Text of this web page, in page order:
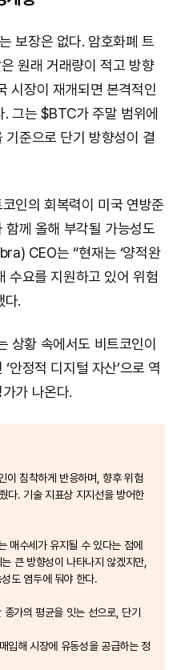
보장은 없다. 암호화폐 트
원래 거래량이 적고 방향
시장이 재개되면 본격적인
그는 $BTC가 주말 범위에
준으로 단기 방향성이 결
인의 회복력이 미국 연방준
께 올해 부각될 가능성도
CEO는 “현재는 ‘양적완
수요를 지원하고 있어 위험
다.
상황 속에서도 비트코인이
안정적 디지털 자산’으로 역
가 나온다.
이 침착하게 반응하며, 향후 위험
다. 기술 지표상 지지선을 방어한
매수세가 유지될 수 있다는 점에
큰 방향성이 나타나지 않겠지만,
도 염두에 둬야 한다.
가의 평균을 잇는 선으로, 단기
입해 시장에 유동성을 공급하는 정